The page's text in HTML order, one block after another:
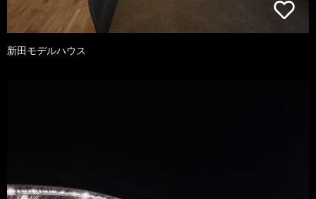
新田モデルハウス